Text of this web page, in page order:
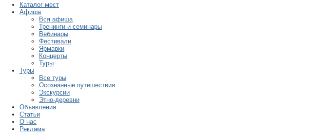
Каталог мест
Афиша
Вся афиша
Тренинги и семинары
Вебинары
Фестивали
Ярмарки
Концерты
Туры
Туры
Все туры
Осознанные путешествия
Экскурсии
Этно-деревни
Объявления
Статьи
О нас
Реклама